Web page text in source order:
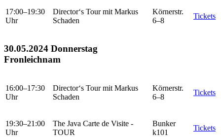
17:00–19:30
Uhr
Director‘s Tour mit Markus
Schaden
Körnerstr.
6–8
Tickets
30.05.2024 Donnerstag
Fronleichnam
16:00–17:30
Uhr
Director‘s Tour mit Markus
Schaden
Körnerstr.
6–8
Tickets
19:30–21:00
Uhr
The Java Carte de Visite -
TOUR
Bunker
k101
Tickets